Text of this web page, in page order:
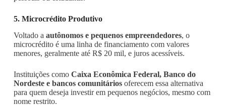
5. Microcrédito Produtivo
Voltado a autônomos e pequenos empreendedores, o
microcrédito é uma linha de financiamento com valores
menores, geralmente até R$ 20 mil, e juros acessíveis.
Instituições como Caixa Econômica Federal, Banco do
Nordeste e bancos comunitáriosoferecem essa alternativa
para quem deseja investir em pequenos negócios, mesmo com
nome restrito.